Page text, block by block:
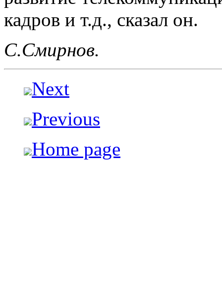
кадров и т.д., сказал он.
С.Смирнов.
Next
Previous
Home page